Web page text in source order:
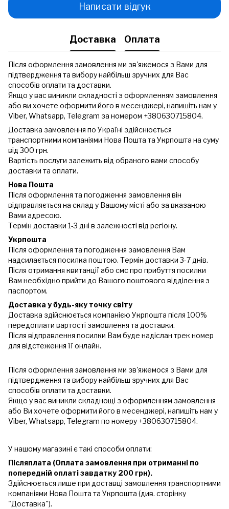
Написати відгук
Доставка Оплата
Після оформлення замовлення ми зв'яжемося з Вами для
підтвердження та вибору найбільш зручних для Вас
способів оплати та доставки.
Якщо у вас виникли складності з оформленням замовлення
або ви хочете оформити його в месенджері, напишіть нам у
Viber, Whatsapp, Telegram за номером +380630715804.
Доставка замовлення по Україні здійснюється
транспортними компаніями Нова Пошта та Укрпошта на суму
від 300 грн.
Вартість послуги залежить від обраного вами способу
доставки та оплати.
Нова Пошта
Після оформлення та погодження замовлення він
відправляється на склад у Вашому місті або за вказаною
Вами адресою.
Термін доставки 1-3 дні в залежності від регіону.
Укрпошта
Після оформлення та погодження замовлення Вам
надсилається посилка поштою. Термін доставки 3-7 днів.
Після отримання квитанції або смс про прибуття посилки
Вам необхідно прийти до Вашого поштового відділення з
паспортом.
Доставка у будь-яку точку світу
Доставка здійснюється компанією Укрпошта після 100%
передоплати вартості замовлення та доставки.
Після відправлення посилки Вам буде надіслан трек номер
для відстеження її онлайн.
Після оформлення замовлення ми зв'яжемося з Вами для
підтвердження та вибору найбільш зручних для Вас
способів оплати та доставки.
Якщо у вас виникли складнощі з оформленням замовлення
або Ви хочете оформити його в месенджері, напишіть нам у
Viber, Whatsapp, Telegram по номеру +380630715804.
У нашому магазині є такі способи оплати:
Післяплата (Оплата замовлення при отриманні по
попередній оплаті завдатку 200 грн).
Здійснюється лише при доставці замовлення транспортними
компаніями Нова Пошта та Укрпошта (див. сторінку
"Доставка").